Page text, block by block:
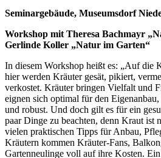
Seminargebäude, Museumsdorf
Workshop mit Theresa Bachmayr
Gerlinde Koller „Natur im Garten“
In diesem Workshop heißt es: „Auf die
hier werden Kräuter gesät, pikiert,
verkostet. Kräuter bringen Vielfalt und
eignen sich optimal für den
und robust. Und doch gilt es für ein
paar Dinge zu beachten, denn Kraut ist
vielen praktischen Tipps für Anbau,
Kräutern kommen Kräuter-Fans,
Gartenneulinge voll auf ihre Kosten.